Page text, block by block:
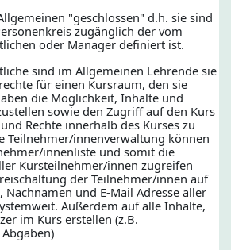
"geschlossen" d.h. sie sind
zugänglich der vom
oder Manager definiert ist.
sind im Allgemeinen Lehrende sie
für einen Kursraum, den sie
die Möglichkeit, Inhalte und
sowie den Zugriff auf den Kurs
Rechte innerhalb des Kurses zu
Teilnehmer/innenverwaltung können
innenliste und somit die
Kursteilnehmer/innen zugreifen
der Teilnehmer/innen auf
Nachnamen und E-Mail Adresse aller
Außerdem auf alle Inhalte,
im Kurs erstellen (z.B.